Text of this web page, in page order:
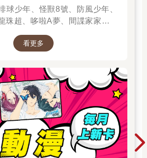
球少年、怪獸8號、防風少年、
珠超、哆啦A夢、間諜家家酒、
、Free!男子游泳部、寶可夢、音
看更多